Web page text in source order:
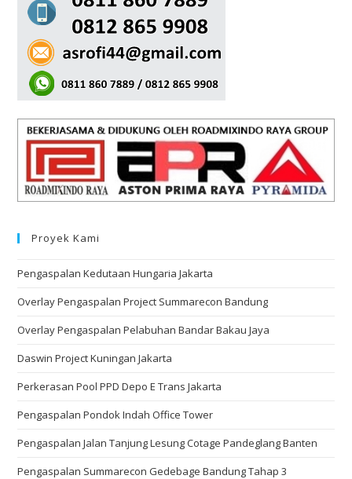
Proyek Kami
Pengaspalan Kedutaan Hungaria Jakarta
Overlay Pengaspalan Project Summarecon Bandung
Overlay Pengaspalan Pelabuhan Bandar Bakau Jaya
Daswin Project Kuningan Jakarta
Perkerasan Pool PPD Depo E Trans Jakarta
Pengaspalan Pondok Indah Office Tower
Pengaspalan Jalan Tanjung Lesung Cotage Pandeglang Banten
Pengaspalan Summarecon Gedebage Bandung Tahap 3